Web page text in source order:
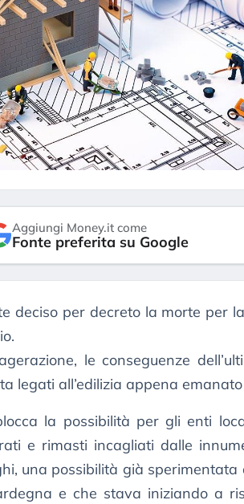
Aggiungi Money.it come
Fonte preferita su Google
deciso per decreto la morte per
le conseguenze
legati all’edilizia appena
la possibilità per gli enti
e rimasti incagliati dalle
una possibilità già sperimentata
e che stava iniziando a
alla
sta guidando il
«La mia vita è
in preda al
della bolla AI
Kospi, mentre
30 luglio 2026